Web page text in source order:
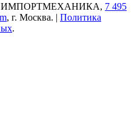
— ИМПОРТМЕХАНИКА, 7 495
, г. Москва. | Политика
.